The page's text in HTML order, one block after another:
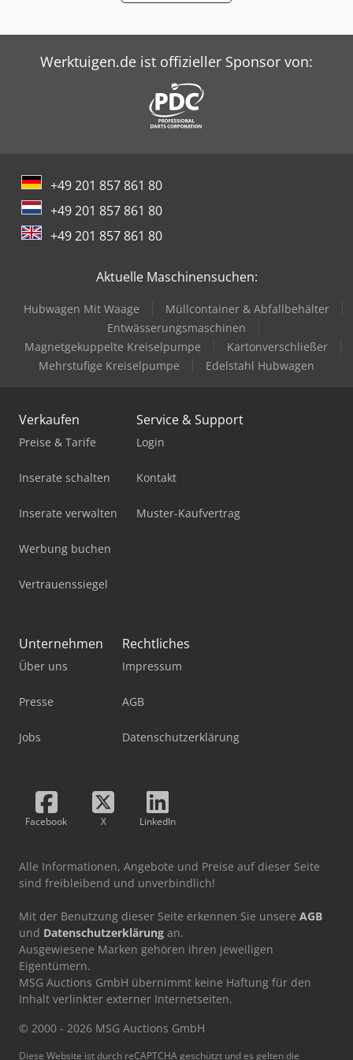
Werktuigen.de ist offizieller Sponsor von:
+49 201 857 861 80
+49 201 857 861 80
+49 201 857 861 80
Aktuelle Maschinensuchen:
Hubwagen Mit Waage
Müllcontainer & Abfallbehälter
Entwässerungsmaschinen
Magnetgekuppelte Kreiselpumpe
Kartonverschließer
Mehrstufige Kreiselpumpe
Edelstahl Hubwagen
Verkaufen
Preise & Tarife
Inserate schalten
Inserate verwalten
Werbung buchen
Vertrauenssiegel
Service & Support
Login
Kontakt
Muster-Kaufvertrag
Unternehmen
Über uns
Presse
Jobs
Rechtliches
Impressum
AGB
Datenschutzerklärung
Facebook X LinkedIn
Alle Informationen, Angebote und Preise auf dieser Seite
sind freibleibend und unverbindlich!
Mit der Benutzung dieser Seite erkennen Sie unsere AGB
und Datenschutzerklärung an.
Ausgewiesene Marken gehören ihren jeweiligen
Eigentümern.
MSG Auctions GmbH übernimmt keine Haftung für den
Inhalt verlinkter externer Internetseiten.
© 2000 - 2026 MSG Auctions GmbH
Diese Website ist durch reCAPTCHA geschützt und es gelten die